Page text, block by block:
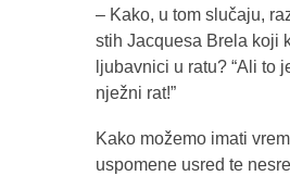
– Kako, u tom slučaju,
stih Jacquesa Brela koji
ljubavnici u ratu? “Ali to
nježni rat!”
Kako možemo imati
uspomene usred te